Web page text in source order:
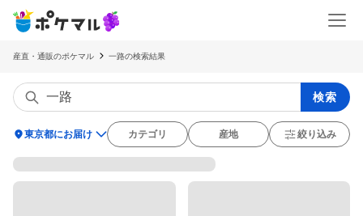
産直・通販のポケマル 一路の検索結果
検索
location_on東京都にお届け カテゴリ 産地 絞り込み